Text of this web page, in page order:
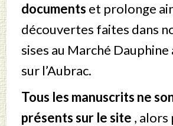
documents et prolonge
découvertes faites dans
sises au Marché Dauphine
sur l’Aubrac.
Tous les manuscrits ne
présents sur le site ,